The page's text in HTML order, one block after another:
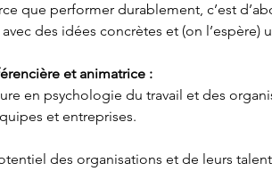
que performer durablement, c’est
des idées concrètes et (on l’espère)
et animatrice :
en psychologie du travail et des
et entreprises.
des organisations et de leurs